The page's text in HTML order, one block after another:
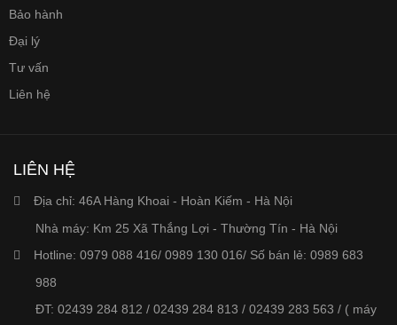
Bảo hành
Đại lý
Tư vấn
Liên hệ
LIÊN HỆ
Địa chỉ: 46A Hàng Khoai - Hoàn Kiếm - Hà Nội
Nhà máy: Km 25 Xã Thắng Lợi - Thường Tín - Hà Nội
Hotline: 0979 088 416/ 0989 130 016/ Số bán lẻ: 0989 683
988
ĐT: 02439 284 812 / 02439 284 813 / 02439 283 563 / ( máy